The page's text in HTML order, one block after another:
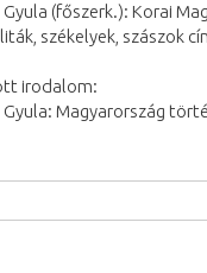
(főszerk.): Korai
székelyek, szászok
irodalom:
Magyarország